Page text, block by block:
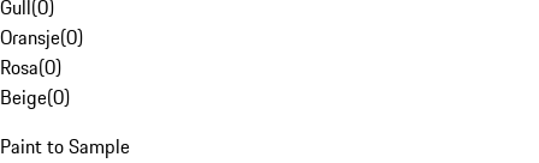
Gull(0)
Oransje(0)
Rosa(0)
Beige(0)
Paint to Sample